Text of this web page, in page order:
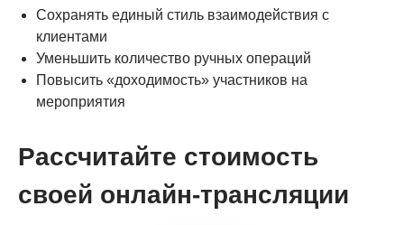
Сохранять единый стиль взаимодействия с
клиентами
Уменьшить количество ручных операций
Повысить «доходимость» участников на
мероприятия
Рассчитайте стоимость
своей онлайн-трансляции